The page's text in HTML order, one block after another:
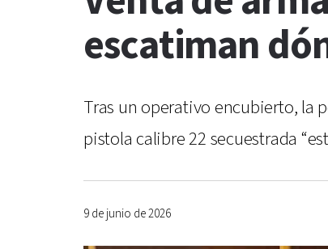
escatiman
Tras un operativo encubierto, la
pistola calibre 22 secuestrada
9 de junio de 2026